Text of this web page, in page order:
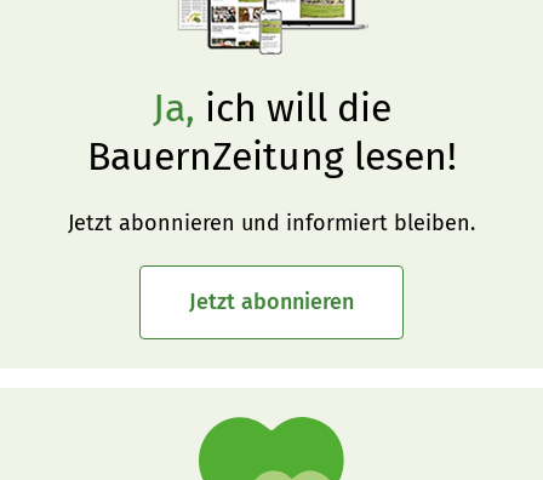
Ja, ich will die
BauernZeitung lesen!
Jetzt abonnieren und informiert bleiben.
Jetzt abonnieren